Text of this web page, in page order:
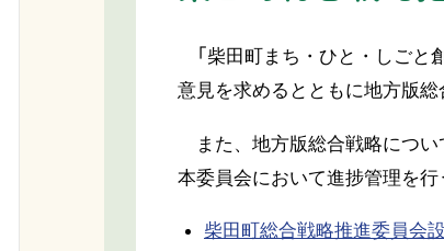
「柴田町まち・ひと・しごと
意見を求めるとともに地方版
また、地方版総合戦略につい
本委員会において進捗管理を行
柴田町総合戦略推進委員会